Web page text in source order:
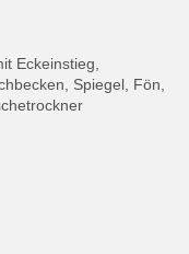
Eckeinstieg,
Spiegel, Fön,